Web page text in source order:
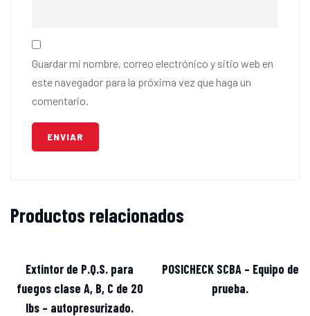
Guardar mi nombre, correo electrónico y sitio web en
este navegador para la próxima vez que haga un
comentario.
Productos relacionados
Extintor de P.Q.S. para
fuegos clase A, B, C de 20
lbs – autopresurizado.
POSICHECK SCBA – Equipo de
prueba.